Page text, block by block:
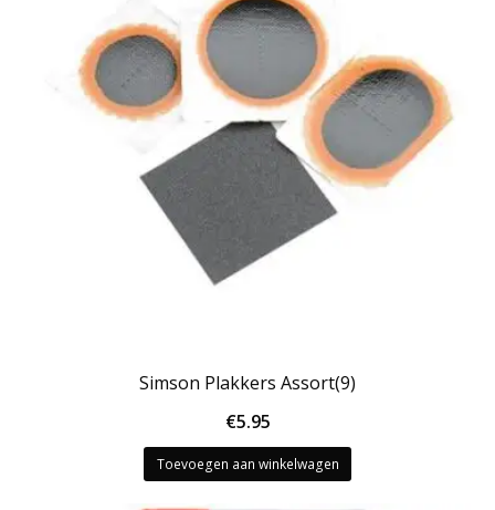
Simson Plakkers Assort(9)
€5.95
Toevoegen aan winkelwagen